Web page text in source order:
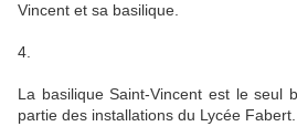
Vincent et sa basilique.
4.
La basilique Saint-Vincent est le seul
partie des installations du Lycée Fabert.